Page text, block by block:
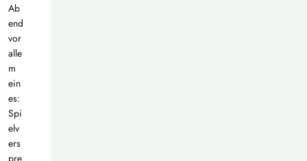
Ab
end
vor
alle
m
ein
es:
Spi
elv
ers
pre